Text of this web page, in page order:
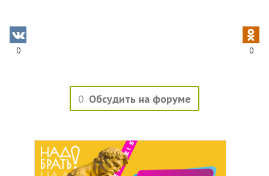
0 0
0 Обсудить на форуме